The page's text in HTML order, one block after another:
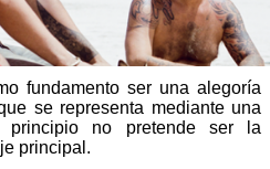
fundamento ser una alegoría
se representa mediante una
principio no pretende ser la
principal.